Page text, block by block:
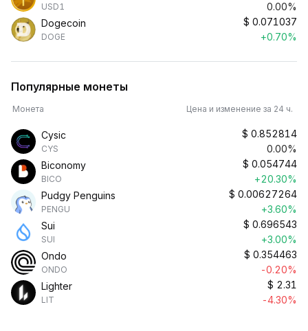
USD1
0.00%
Dogecoin
DOGE
$ 0.071037
+0.70%
Популярные монеты
Монета Цена и изменение за 24 ч.
Cysic
CYS
$ 0.852814
0.00%
Biconomy
BICO
$ 0.054744
+20.30%
Pudgy Penguins
PENGU
$ 0.00627264
+3.60%
Sui
SUI
$ 0.696543
+3.00%
Ondo
ONDO
$ 0.354463
-0.20%
Lighter
LIT
$ 2.31
-4.30%